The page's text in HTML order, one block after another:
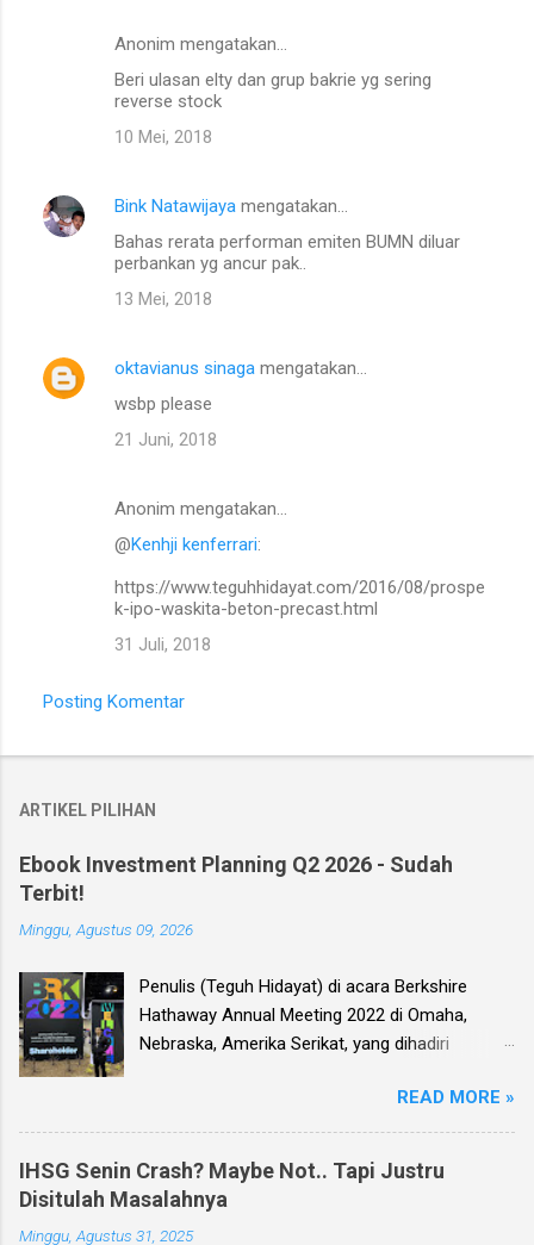
Anonim mengatakan…
Beri ulasan elty dan grup bakrie yg sering
reverse stock
10 Mei, 2018
Bink Natawijaya mengatakan…
Bahas rerata performan emiten BUMN diluar
perbankan yg ancur pak..
13 Mei, 2018
oktavianus sinaga mengatakan…
wsbp please
21 Juni, 2018
Anonim mengatakan…
@Kenhji kenferrari:
https://www.teguhhidayat.com/2016/08/prospe
k-ipo-waskita-beton-precast.html
31 Juli, 2018
Posting Komentar
ARTIKEL PILIHAN
Ebook Investment Planning Q2 2026 - Sudah
Terbit!
Minggu, Agustus 09, 2026
Penulis (Teguh Hidayat) di acara Berkshire
Hathaway Annual Meeting 2022 di Omaha,
Nebraska, Amerika Serikat, yang dihadiri
Buffett dan mitranya Alm. Charlie Munger. Dear
investor, seperti biasa setiap kuartal alias tiga
bulan sekali, penulis membuat Ebook
Investment Planning (EIP, dengan format PDF)
yang berisi kumpulan analisis fundamental
READ MORE »
IHSG Senin Crash? Maybe Not.. Tapi Justru
Disitulah Masalahnya
Minggu, Agustus 31, 2025